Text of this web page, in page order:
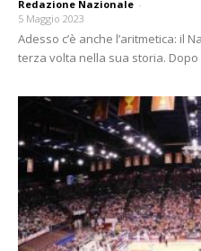
Redazione Nazionale -
5 Maggio 2023
Adesso c’è anche l’aritmetica: il
terza volta nella sua storia. Dopo